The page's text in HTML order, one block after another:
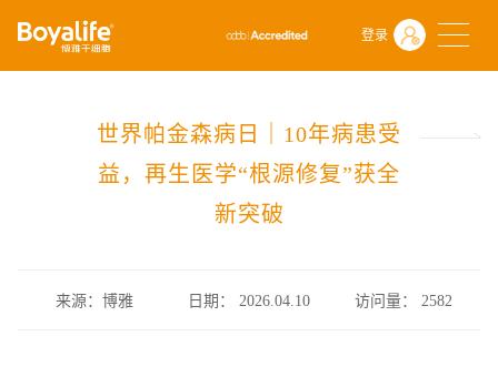
登录
首页 什么是干细胞
前沿动态
世界帕金森病日｜10年病患受益，再生医学“根源修复”获全新突破
世界帕金森病日｜10年病患受
益，再生医学“根源修复”获全
新突破
来源：博雅 日期： 2026.04.10 访问量：2582